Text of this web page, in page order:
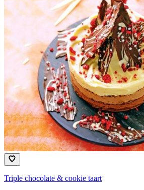
Triple chocolate & cookie taart